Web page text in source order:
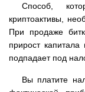
Способ,
криптоактивы,
При продаже
прирост
подпадает под
Вы платите